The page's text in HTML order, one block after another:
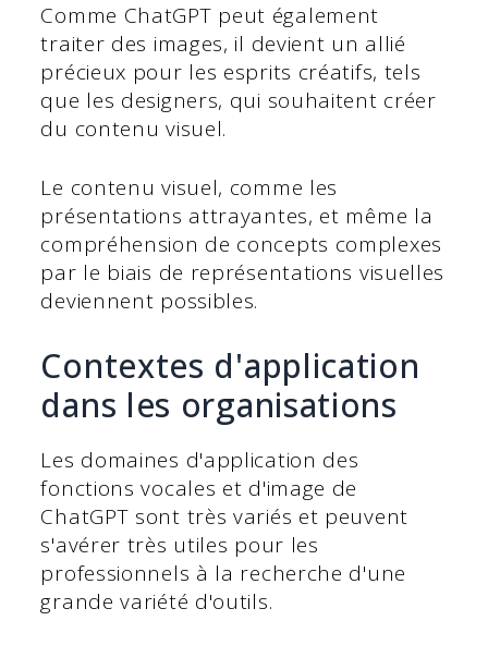
Comme ChatGPT peut également
traiter des images, il devient un allié
précieux pour les esprits créatifs, tels
que les designers, qui souhaitent créer
du contenu visuel.
Le contenu visuel, comme les
présentations attrayantes, et même la
compréhension de concepts complexes
par le biais de représentations visuelles
deviennent possibles.
Contextes d'application
dans les organisations
Les domaines d'application des
fonctions vocales et d'image de
ChatGPT sont très variés et peuvent
s'avérer très utiles pour les
professionnels à la recherche d'une
grande variété d'outils.